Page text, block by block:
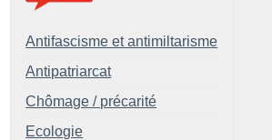
Antifascisme et antimiltarisme
Antipatriarcat
Chômage / précarité
Ecologie